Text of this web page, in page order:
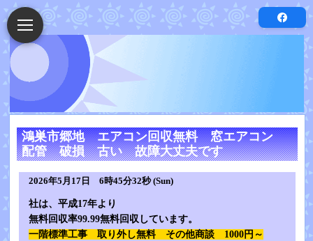
鴻巣市郷地 エアコン回収無料 窓エアコン
配管 破損 古い 故障大丈夫です
2026年5月17日 6時45分32秒 (Sun)
社は、平成17年より
無料回収率99.99無料回収しています。
一階標準工事 取り外し無料その他商談 1000円～